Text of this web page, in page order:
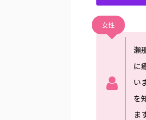
女性
瀬
に
い
を
ま